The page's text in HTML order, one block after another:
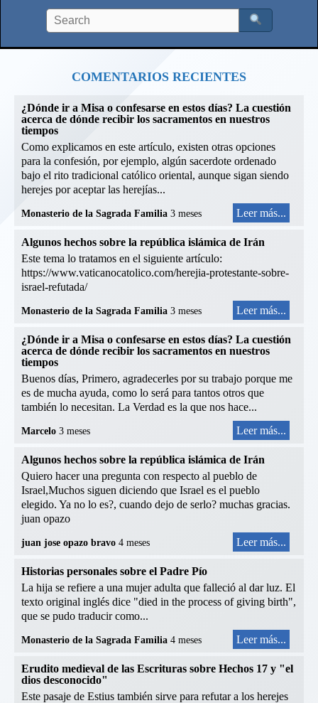
COMENTARIOS RECIENTES
¿Dónde ir a Misa o confesarse en estos días? La cuestión
acerca de dónde recibir los sacramentos en nuestros
tiempos
Como explicamos en este artículo, existen otras opciones
para la confesión, por ejemplo, algún sacerdote ordenado
bajo el rito tradicional católico oriental, aunque sigan siendo
herejes por aceptar las herejías...
Monasterio de la Sagrada Familia 3 meses Leer más...
Algunos hechos sobre la república islámica de Irán
Este tema lo tratamos en el siguiente artículo:
https://www.vaticanocatolico.com/herejia-protestante-sobre-
israel-refutada/
Monasterio de la Sagrada Familia 3 meses Leer más...
¿Dónde ir a Misa o confesarse en estos días? La cuestión
acerca de dónde recibir los sacramentos en nuestros
tiempos
Buenos días, Primero, agradecerles por su trabajo porque me
es de mucha ayuda, como lo será para tantos otros que
también lo necesitan. La Verdad es la que nos hace...
Marcelo 3 meses Leer más...
Algunos hechos sobre la república islámica de Irán
Quiero hacer una pregunta con respecto al pueblo de
Israel,Muchos siguen diciendo que Israel es el pueblo
elegido. Ya no lo es?, cuando dejo de serlo? muchas gracias.
juan opazo
juan jose opazo bravo 4 meses Leer más...
Historias personales sobre el Padre Pío
La hija se refiere a una mujer adulta que falleció al dar luz. El
texto original inglés dice "died in the process of giving birth",
que se pudo traducir como...
Monasterio de la Sagrada Familia 4 meses Leer más...
Erudito medieval de las Escrituras sobre Hechos 17 y "el
dios desconocido"
Este pasaje de Estius también sirve para refutar a los herejes